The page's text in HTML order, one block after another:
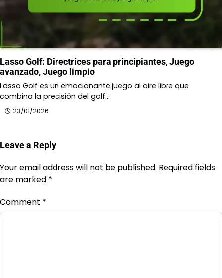
Lasso Golf: Directrices para principiantes, Juego
avanzado, Juego limpio
Lasso Golf es un emocionante juego al aire libre que
combina la precisión del golf…
23/01/2026
Leave a Reply
Your email address will not be published. Required fields
are marked *
Comment *